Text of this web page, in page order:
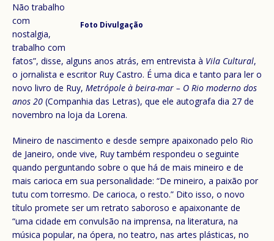
Foto Divulgação
Não trabalho
com
nostalgia,
trabalho com
fatos”, disse, alguns anos atrás, em entrevista à Vila Cultural,
o jornalista e escritor Ruy Castro. É uma dica e tanto para ler o
novo livro de Ruy, Metrópole à beira-mar – O Rio moderno dos
anos 20 (Companhia das Letras), que ele autografa dia 27 de
novembro na loja da Lorena.
Mineiro de nascimento e desde sempre apaixonado pelo Rio
de Janeiro, onde vive, Ruy também respondeu o seguinte
quando perguntando sobre o que há de mais mineiro e de
mais carioca em sua personalidade: “De mineiro, a paixão por
tutu com torresmo. De carioca, o resto.” Dito isso, o novo
título promete ser um retrato saboroso e apaixonante de
“uma cidade em convulsão na imprensa, na literatura, na
música popular, na ópera, no teatro, nas artes plásticas, no